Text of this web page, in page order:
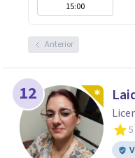
15:00
Anterior
12
5